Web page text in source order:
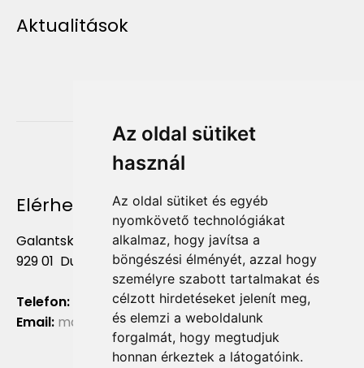
Az oldal sütiket
használ
Az oldal sütiket és egyéb
nyomkövető technológiákat
alkalmaz, hogy javítsa a
böngészési élményét, azzal hogy
személyre szabott tartalmakat és
célzott hirdetéseket jelenít meg,
és elemzi a weboldalunk
forgalmát, hogy megtudjuk
honnan érkeztek a látogatóink.
Aktualitások
Elérhetőség
Galantská cesta 658/2F
929 01 Dunajská Streda
Telefon:
+421 903 724 781
Email: marketing@liliumaurum.sk